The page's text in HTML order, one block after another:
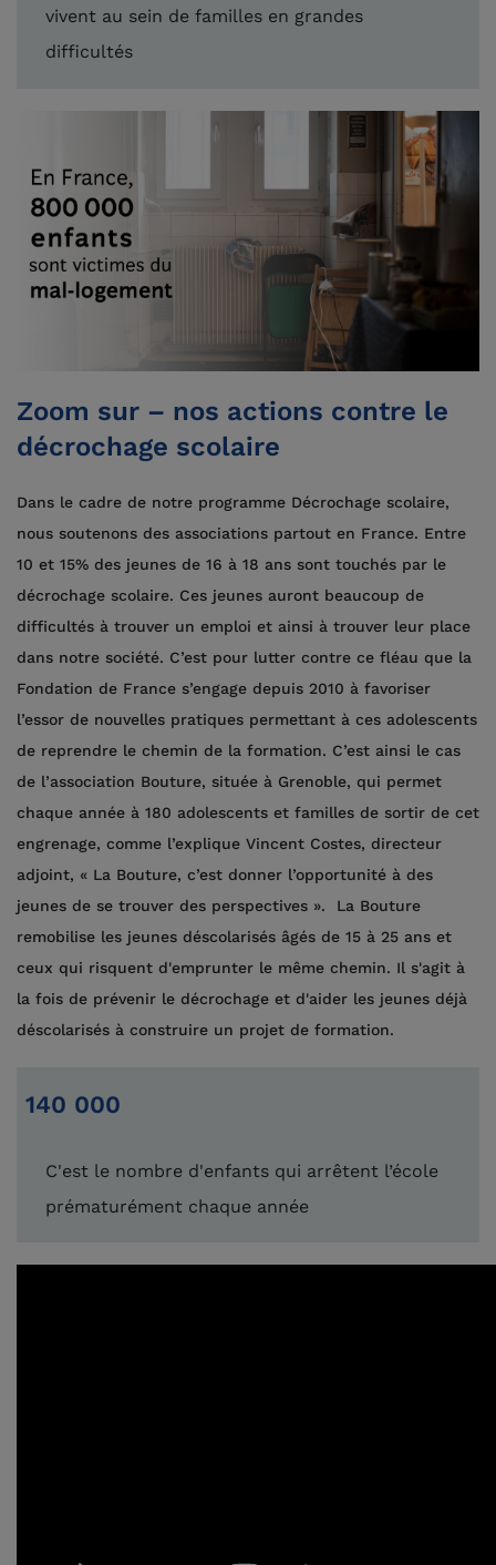
vivent au sein de familles en grandes
difficultés
Zoom sur – nos actions contre le
décrochage scolaire
Dans le cadre de notre programme Décrochage scolaire,
nous soutenons des associations partout en France. Entre
10 et 15% des jeunes de 16 à 18 ans sont touchés par le
décrochage scolaire. Ces jeunes auront beaucoup de
difficultés à trouver un emploi et ainsi à trouver leur place
dans notre société. C’est pour lutter contre ce fléau que la
Fondation de France s’engage depuis 2010 à favoriser
l’essor de nouvelles pratiques permettant à ces adolescents
de reprendre le chemin de la formation. C’est ainsi le cas
de l’association Bouture, située à Grenoble, qui permet
chaque année à 180 adolescents et familles de sortir de cet
engrenage, comme l’explique Vincent Costes, directeur
adjoint, « La Bouture, c’est donner l’opportunité à des
jeunes de se trouver des perspectives ». La Bouture
remobilise les jeunes déscolarisés âgés de 15 à 25 ans et
ceux qui risquent d'emprunter le même chemin. Il s'agit à
la fois de prévenir le décrochage et d'aider les jeunes déjà
déscolarisés à construire un projet de formation.
140 000
C'est le nombre d'enfants qui arrêtent l’école
prématurément chaque année